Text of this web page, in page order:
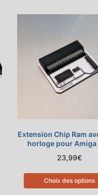
Extension Chip Ram
horloge pour Amiga
23,99€
Choix des options